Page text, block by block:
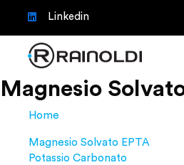
Linkedin
Magnesio
Home
Magnesio Solvato EPTA
Potassio Carbonato